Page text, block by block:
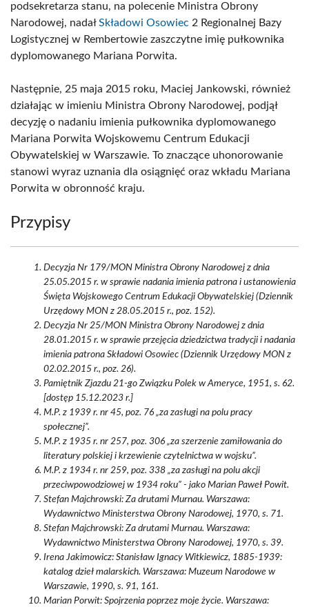
podsekretarza stanu, na polecenie Ministra Obrony
Narodowej, nadałSkładowi Osowiec 2 Regionalnej Bazy
Logistycznej w Rembertowie zaszczytne imię pułkownika
dyplomowanego Mariana Porwita.
Następnie, 25 maja 2015 roku, Maciej Jankowski, również
działając w imieniu Ministra Obrony Narodowej, podjął
decyzję o nadaniu imienia pułkownika dyplomowanego
Mariana Porwita Wojskowemu Centrum Edukacji
Obywatelskiej w Warszawie. To znaczące uhonorowanie
stanowi wyraz uznania dla osiągnięć oraz wkładu Mariana
Porwita w obronność kraju.
Przypisy
Decyzja Nr 179/MON Ministra Obrony Narodowej z dnia
25.05.2015 r. w sprawie nadania imienia patrona i ustanowienia
Święta Wojskowego Centrum Edukacji Obywatelskiej (Dziennik
Urzędowy MON z 28.05.2015 r., poz. 152).
Decyzja Nr 25/MON Ministra Obrony Narodowej z dnia
28.01.2015 r. w sprawie przejęcia dziedzictwa tradycji i nadania
imienia patrona Składowi Osowiec (Dziennik Urzędowy MON z
02.02.2015 r., poz. 26).
Pamiętnik Zjazdu 21-go Związku Polek w Ameryce, 1951, s. 62.
[dostęp 15.12.2023 r.]
M.P. z 1939 r. nr 45, poz. 76 „za zasługi na polu pracy
społecznej”.
M.P. z 1935 r. nr 257, poz. 306 „za szerzenie zamiłowania do
literatury polskiej i krzewienie czytelnictwa w wojsku”.
M.P. z 1934 r. nr 259, poz. 338 „za zasługi na polu akcji
przeciwpowodziowej w 1934 roku” - jako Marian Paweł Powit.
Stefan Majchrowski: Za drutami Murnau. Warszawa:
Wydawnictwo Ministerstwa Obrony Narodowej, 1970, s. 71.
Stefan Majchrowski: Za drutami Murnau. Warszawa:
Wydawnictwo Ministerstwa Obrony Narodowej, 1970, s. 39.
Irena Jakimowicz: Stanisław Ignacy Witkiewicz, 1885-1939:
katalog dzieł malarskich. Warszawa: Muzeum Narodowe w
Warszawie, 1990, s. 91, 161.
Marian Porwit: Spojrzenia poprzez moje życie. Warszawa: